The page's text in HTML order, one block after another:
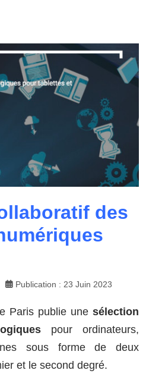
des
Publication : 23 Juin 2023
Paris publie une sélection
pour ordinateurs,
sous forme de deux
et le second degré.